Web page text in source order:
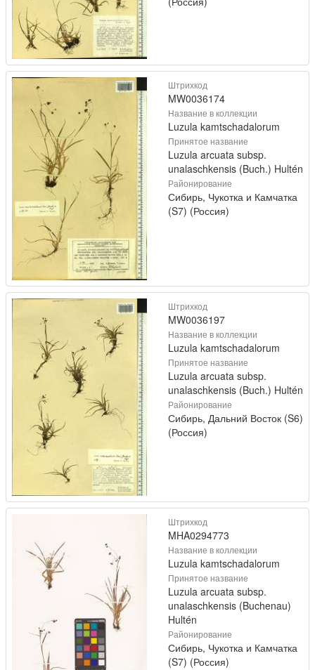
Штрихкод
MW0036174
Название в коллекции
Luzula kamtschadalorum
Принятое название
Luzula arcuata subsp.
unalaschkensis (Buch.) Hultén
Районирование
Сибирь, Чукотка и Камчатка
(S7) (Россия)
Штрихкод
MW0036197
Название в коллекции
Luzula kamtschadalorum
Принятое название
Luzula arcuata subsp.
unalaschkensis (Buch.) Hultén
Районирование
Сибирь, Дальний Восток (S6)
(Россия)
Штрихкод
MHA0294773
Название в коллекции
Luzula kamtschadalorum
Принятое название
Luzula arcuata subsp.
unalaschkensis (Buchenau)
Hultén
Районирование
Сибирь, Чукотка и Камчатка
(S7) (Россия)